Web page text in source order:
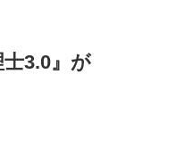
士3.0』が